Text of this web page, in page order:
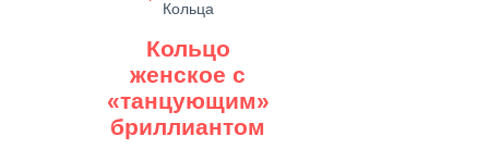
Кольца
Кольцо
женское с
«танцующим»
бриллиантом